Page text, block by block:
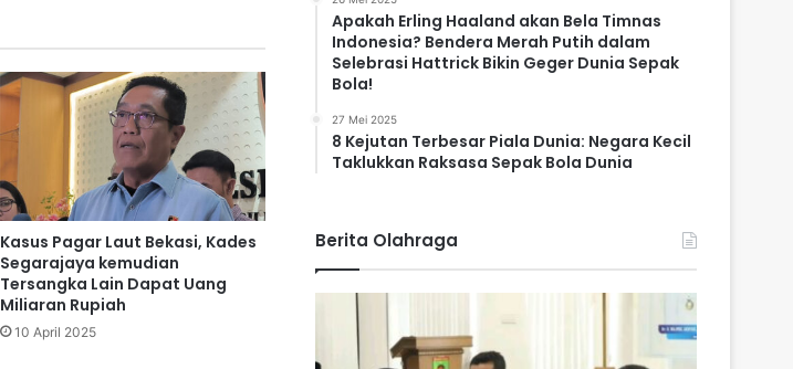
Kasus Pagar Laut Bekasi, Kades
Segarajaya kemudian
Tersangka Lain Dapat Uang
Miliaran Rupiah
10 April 2025
Apakah Erling Haaland akan Bela Timnas
Indonesia? Bendera Merah Putih dalam
Selebrasi Hattrick Bikin Geger Dunia Sepak
Bola!
27 Mei 2025
8 Kejutan Terbesar Piala Dunia: Negara Kecil
Taklukkan Raksasa Sepak Bola Dunia
Berita Olahraga